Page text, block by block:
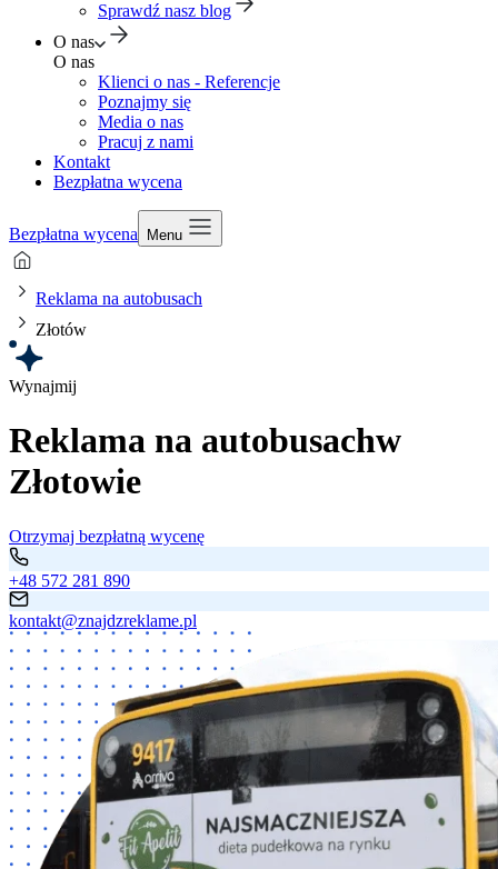
Sprawdź nasz blog
O nas
O nas
Klienci o nas - Referencje
Poznajmy się
Media o nas
Pracuj z nami
Kontakt
Bezpłatna wycena
Bezpłatna wycena Menu
Reklama na autobusach
Złotów
Wynajmij
Reklama na autobusachw
Złotowie
Otrzymaj bezpłatną wycenę
+48 572 281 890
kontakt@znajdzreklame.pl